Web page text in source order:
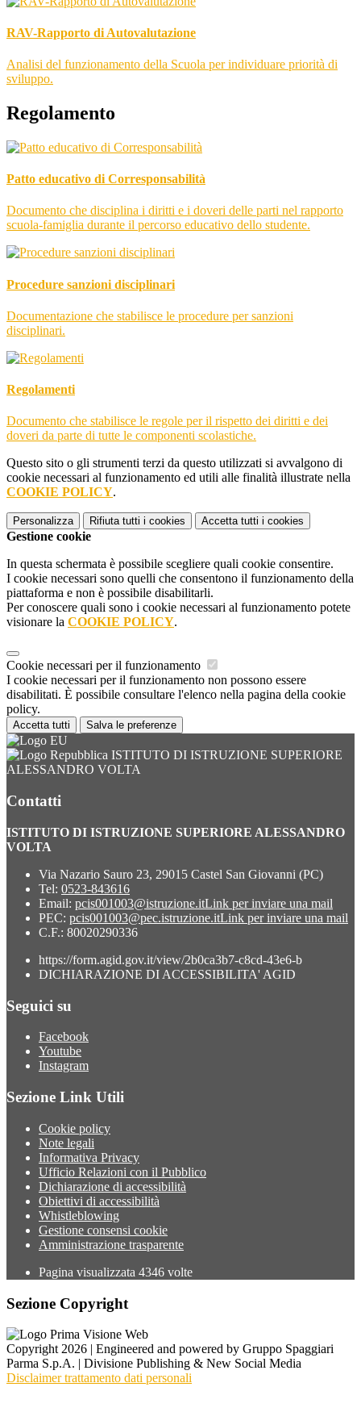
RAV-Rapporto di Autovalutazione
Analisi del funzionamento della Scuola per individuare priorità di
sviluppo.
Regolamento
Patto educativo di Corresponsabilità
Documento che disciplina i diritti e i doveri delle parti nel rapporto
scuola-famiglia durante il percorso educativo dello studente.
Procedure sanzioni disciplinari
Documentazione che stabilisce le procedure per sanzioni
disciplinari.
Regolamenti
Documento che stabilisce le regole per il rispetto dei diritti e dei
doveri da parte di tutte le componenti scolastiche.
Questo sito o gli strumenti terzi da questo utilizzati si avvalgono di
cookie necessari al funzionamento ed utili alle finalità illustrate nella
COOKIE POLICY.
Personalizza Rifiuta tutti i cookies Accetta tutti i cookies
Gestione cookie
In questa schermata è possibile scegliere quali cookie consentire.
I cookie necessari sono quelli che consentono il funzionamento della
piattaforma e non è possibile disabilitarli.
Per conoscere quali sono i cookie necessari al funzionamento potete
visionare la COOKIE POLICY.
Cookie necessari per il funzionamento
I cookie necessari per il funzionamento non possono essere
disabilitati. È possibile consultare l'elenco nella pagina della cookie
policy.
Accetta tutti Salva le preferenze
ISTITUTO DI ISTRUZIONE SUPERIORE
ALESSANDRO VOLTA
Contatti
ISTITUTO DI ISTRUZIONE SUPERIORE ALESSANDRO
VOLTA
Via Nazario Sauro 23, 29015 Castel San Giovanni (PC)
Tel: 0523-843616
Email: pcis001003@istruzione.itLink per inviare una mail
PEC: pcis001003@pec.istruzione.itLink per inviare una mail
C.F.: 80020290336
https://form.agid.gov.it/view/2b0ca3b7-c8cd-43e6-b
DICHIARAZIONE DI ACCESSIBILITA' AGID
Seguici su
Facebook
Youtube
Instagram
Sezione Link Utili
Cookie policy
Note legali
Informativa Privacy
Ufficio Relazioni con il Pubblico
Dichiarazione di accessibilità
Obiettivi di accessibilità
Whistleblowing
Gestione consensi cookie
Amministrazione trasparente
Pagina visualizzata 4346 volte
Sezione Copyright
Copyright 2026 | Engineered and powered by Gruppo Spaggiari
Parma S.p.A. | Divisione Publishing & New Social Media
Disclaimer trattamento dati personali